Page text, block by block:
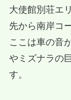
大使館別荘エ
先から南岸コ
ここは車の音
やミズナラの
す。